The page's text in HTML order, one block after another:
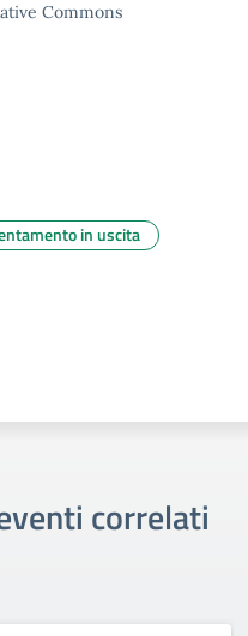
Commons
in uscita
correlati